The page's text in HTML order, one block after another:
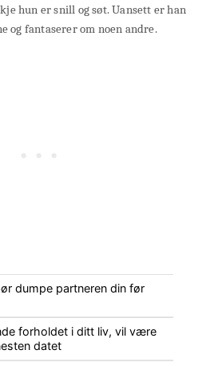
hun er snill og søt. Uansett er han
og fantaserer om noen andre.
dumpe partneren din før
forholdet i ditt liv, vil være
datet